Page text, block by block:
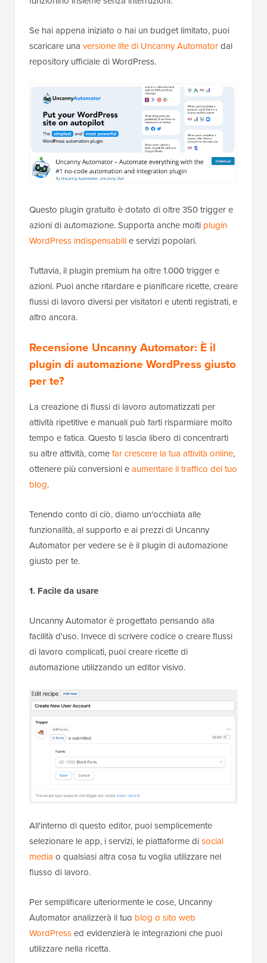
Se hai appena iniziato o hai un budget limitato, puoi
scaricare una versione lite di Uncanny Automatordal
repository ufficiale di WordPress.
Questo plugin gratuito è dotato di oltre 350 trigger e
azioni di automazione. Supporta anche molti plugin
WordPress indispensabilie servizi popolari.
Tuttavia, il plugin premium ha oltre 1.000 trigger e
azioni. Puoi anche ritardare e pianificare ricette, creare
flussi di lavoro diversi per visitatori e utenti registrati, e
altro ancora.
Recensione Uncanny Automator: È il
plugin di automazione WordPress giusto
per te?
La creazione di flussi di lavoro automatizzati per
attività ripetitive e manuali può farti risparmiare molto
tempo e fatica. Questo ti lascia libero di concentrarti
su altre attività, comefar crescere la tua attività online,
ottenere più conversioni eaumentare il traffico del tuo
blog.
Tenendo conto di ciò, diamo un'occhiata alle
funzionalità, al supporto e ai prezzi di Uncanny
Automator per vedere se è il plugin di automazione
giusto per te.
1. Facile da usare
Uncanny Automator è progettato pensando alla
facilità d'uso. Invece di scrivere codice o creare flussi
di lavoro complicati, puoi creare ricette di
automazione utilizzando un editor visivo.
All'interno di questo editor, puoi semplicemente
selezionare le app, i servizi, le piattaforme disocial
media o qualsiasi altra cosa tu voglia utilizzare nel
flusso di lavoro.
Per semplificare ulteriormente le cose, Uncanny
Automator analizzerà il tuo blog o sito web
WordPressed evidenzierà le integrazioni che puoi
utilizzare nella ricetta.